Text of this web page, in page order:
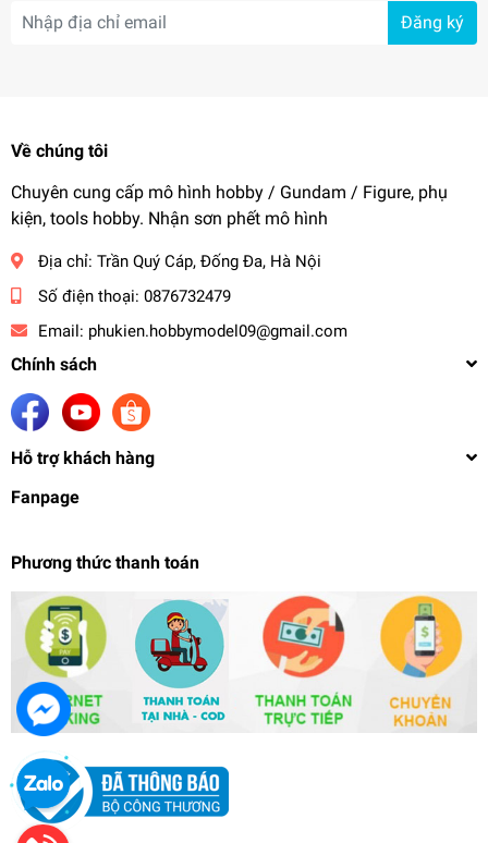
Đăng ký
Về chúng tôi
Chuyên cung cấp mô hình hobby / Gundam / Figure, phụ
kiện, tools hobby. Nhận sơn phết mô hình
Địa chỉ: Trần Quý Cáp, Đống Đa, Hà Nội
Số điện thoại: 0876732479
Email: phukien.hobbymodel09@gmail.com
Chính sách
Hỗ trợ khách hàng
Fanpage
Phương thức thanh toán
Dụng cụ mô hình máy điêu khắc Mini cầm tay Mài
T15A01 Galaxy tool
530.000₫